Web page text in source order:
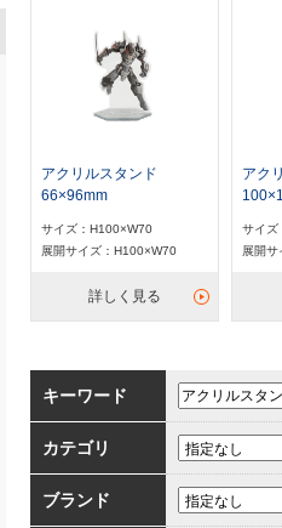
アクリルスタンド
66×96mm
サイズ：H100×W70
展開サイズ：H100×W70
詳しく見る
アク
サイズ
展開
キーワード
カテゴリ
ブランド